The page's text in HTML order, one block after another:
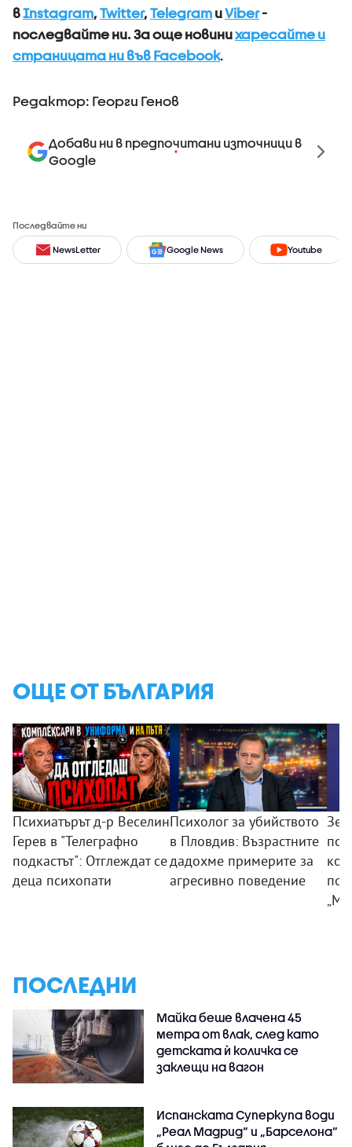
вInstagram, Twitter, Telegram иViber-
последвайте ни.За още новинихаресайте и
страницата ни във Facebook.
Редактор: Георги Генов
Добави ни в предпочитани източници в
Google
Последвайте ни
NewsLetter Google News Youtube
ОЩЕ ОТ БЪЛГАРИЯ
Психиатърът д-р Веселин
Герев в "Телеграфно
подкастът": Отглеждат се
деца психопати
Психолог за убийството
в Пловдив: Възрастните
дадохме примерите за
агресивно поведение
ПОСЛЕДНИ
Майка беше влачена 45
метра от влак, след като
детската ѝ количка се
заклещи на вагон
Испанската Суперкупа води
„Реал Мадрид“ и „Барселона“